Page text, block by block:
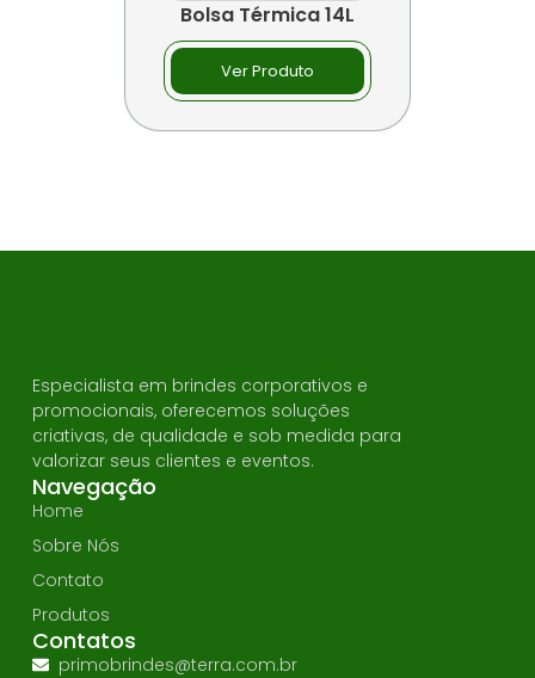
Bolsa Térmica 14L
Ver Produto
Especialista em brindes corporativos e
promocionais, oferecemos soluções
criativas, de qualidade e sob medida para
valorizar seus clientes e eventos.
Navegação
Home
Sobre Nós
Contato
Produtos
Contatos
primobrindes@terra.com.br